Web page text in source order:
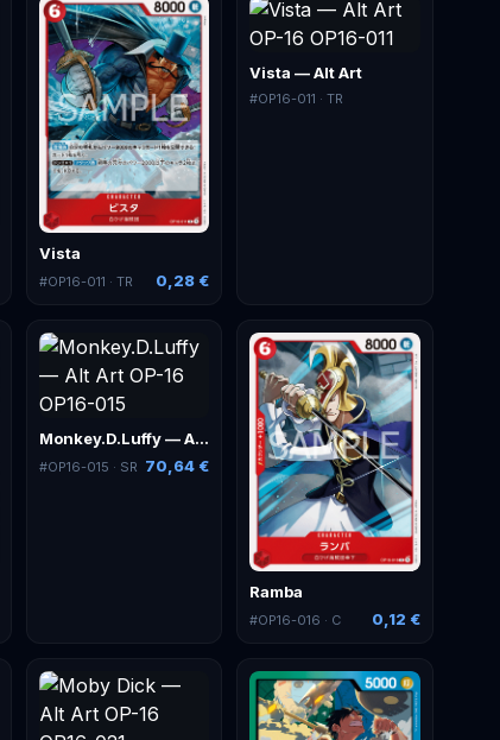
Vista
#OP16-011 · TR 0,28 €
Vista — Alt Art
#OP16-011 · TR
Monkey.D.Luffy — Alt Art
#OP16-015 · SR 70,64 €
Ramba
#OP16-016 · C 0,12 €